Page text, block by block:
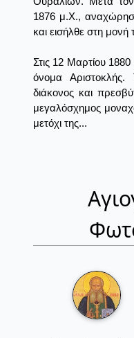
1876 μ.Χ.,
και εισήλθε στη
Στις 12 Μαρτίου
όνομα
διάκονος και
μεγαλόσχημος
μετόχι της...